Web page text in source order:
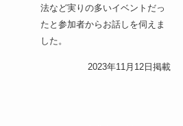
法など実りの多いイベントだっ
たと参加者からお話しを伺えま
した。
2023年11月12日掲載